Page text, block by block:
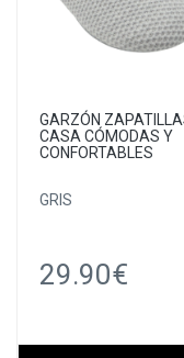
GARZÓN
CASA CÓMODAS Y
CONFORTABLES
GRIS
29.90€